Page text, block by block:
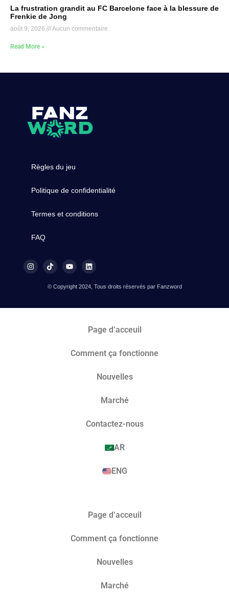
La frustration grandit au FC Barcelone face à la blessure de
Frenkie de Jong
août 9, 2026 Aucun commentaire
Read More »
Règles du jeu
Politique de confidentialité
Termes et conditions
FAQ
© Copyright 2024, Tous droits réservés par Fanzword
Page d’acceuil
Comment ça fonctionne
Nouvelles
Marché​
Contactez-nous
AR
ENG
Page d’acceuil
Comment ça fonctionne
Nouvelles
Marché​